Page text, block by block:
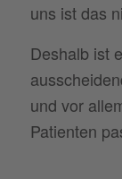
uns ist das
Deshalb ist
und vor
Patienten